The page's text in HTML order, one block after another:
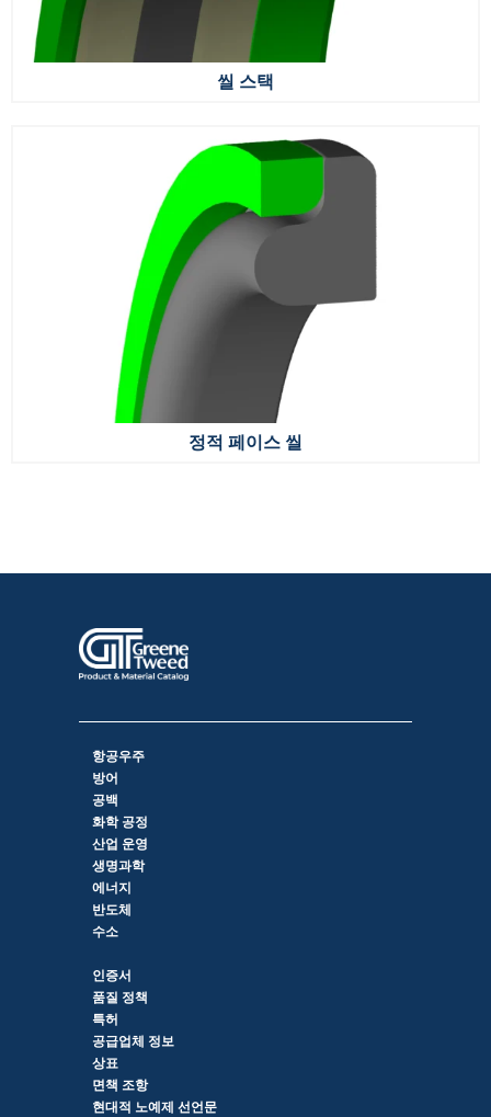
씰 스택
정적 페이스 씰
항공우주
방어
공백
화학 공정
산업 운영
생명과학
에너지
반도체
수소
인증서
품질 정책
특허
공급업체 정보
상표
면책 조항
현대적 노예제 선언문